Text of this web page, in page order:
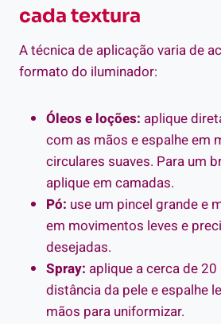
cada textura
A técnica de aplicação varia de
formato do iluminador:
Óleos e loções: aplique
com as mãos e espalhe em
circulares suaves. Para um
aplique em camadas.
Pó: use um pincel grande e
em movimentos leves e
desejadas.
Spray: aplique a cerca de
distância da pele e espalhe
mãos para uniformizar.